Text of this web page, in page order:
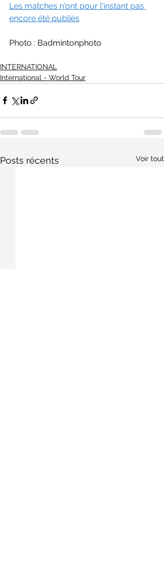
Les matches n'ont pour l'instant pas
encore été publiés
Photo : Badmintonphoto
INTERNATIONAL
International - World Tour
Posts récents Voir tout